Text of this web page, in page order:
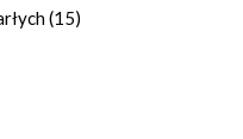
(15)